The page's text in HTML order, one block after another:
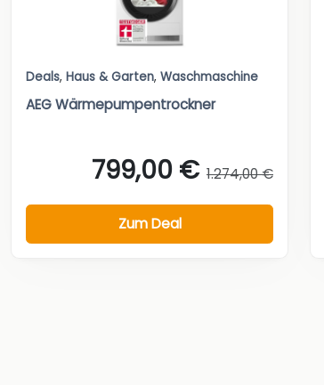
Deals, Haus & Garten, Waschmaschine
AEG Wärmepumpentrockner
799,00 € 1.274,00 €
Zum Deal